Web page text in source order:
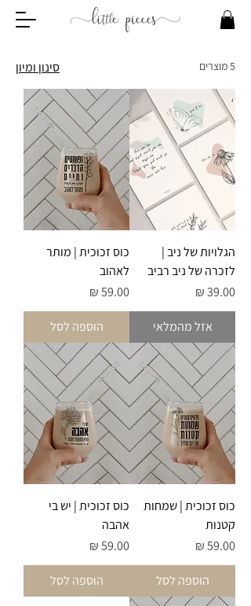
5 מוצרים סינון ומיון
הגלויות של ניב |
לזכרה של ניב רביב
מחיר
אזל מהמלאי
כוס זכוכית | מותר
לאהוב
מחיר
הוספה לסל
כוס זכוכית | שמחות
קטנות
מחיר
הוספה לסל
כוס זכוכית | יש בי
אהבה
מחיר
הוספה לסל